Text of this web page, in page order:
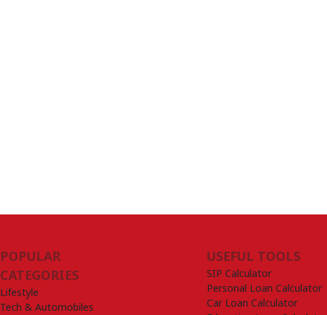
POPULAR
CATEGORIES
Lifestyle
Tech & Automobiles
USEFUL TOOLS
SIP Calculator
Personal Loan Calculator
Car Loan Calculator